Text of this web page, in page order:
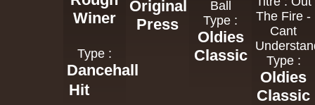
Winer
Type :
Dancehall
Hit
Original
Press
Ball
Type :
Oldies
Classic
The Fire -
Cant
Type :
Oldies
Classic